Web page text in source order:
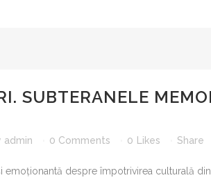
SUBTERANELE
admin 0 Comments 0 Likes Share
emoționantă despre împotrivirea culturală